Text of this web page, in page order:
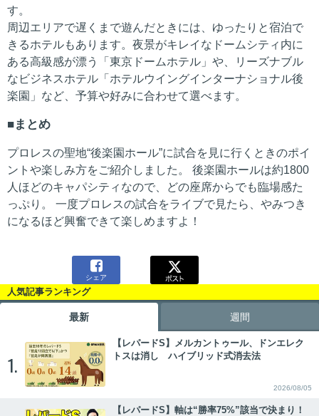
す。
周辺エリアで遅くまで遊んだときには、ゆったりと宿泊で
きるホテルもあります。夜景がキレイなドームシティ内に
ある高級感が漂う「東京ドームホテル」や、リーズナブル
なビジネスホテル「ホテルウイングインターナショナル後
楽園」など、予算や好みに合わせて選べます。
まとめ
プロレスの聖地“後楽園ホール”に試合を見に行くときのポイ
ントや楽しみ方をご紹介しました。 後楽園ホールは約1800
人ほどのキャパシティなので、どの座席からでも臨場感た
っぷり。 一度プロレスの試合をライブで見たら、やみつき
になるほど興奮できて楽しめますよ！

シェア
人気記事ランキング
最新 週間
1.
【レパードS】メルカントゥール、ドンエレク
トスは消し ハイブリッド式消去法
2026/08/05
【レパードS】軸は“勝率75%”該当で決まり！